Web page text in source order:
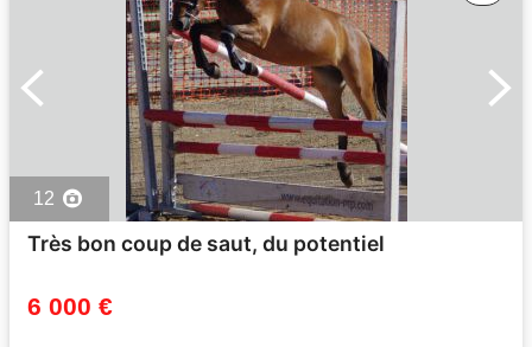
12
Très bon coup de saut, du potentiel
6 000 €